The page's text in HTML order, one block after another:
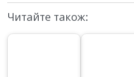
Читайте також: